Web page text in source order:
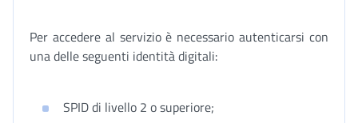
Per accedere al servizio è necessario autenticarsi con
una delle seguenti identità digitali:
SPID di livello 2 o superiore;